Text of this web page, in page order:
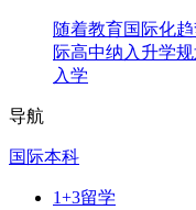
随着教育国际化
际高中纳入升学
入学
导航
国际本科
1+3留学